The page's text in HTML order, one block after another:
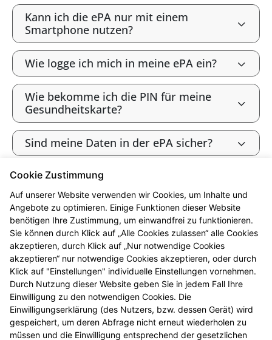
Kann ich die ePA nur mit einem
Smartphone nutzen?
Wie logge ich mich in meine ePA ein?
Wie bekomme ich die PIN für meine
Gesundheitskarte?
Sind meine Daten in der ePA sicher?
Bin ich als gesetzlich Versicherte:r
verpflichtet, die ePA zu nutzen?
Wie widerspreche ich der ePA („Opt-
out“)?
Werden meine Gesundheitsdaten zu
Forschungszwecken genutzt?
Kann ich die ePA nutzen, ohne meine
Daten zu Forschungszwecken
Cookie Zustimmung
Auf unserer Website verwenden wir Cookies, um Inhalte und
Angebote zu optimieren. Einige Funktionen dieser Website
benötigen Ihre Zustimmung, um einwandfrei zu funktionieren.
Sie können durch Klick auf „Alle Cookies zulassen“ alle Cookies
akzeptieren, durch Klick auf „Nur notwendige Cookies
akzeptieren“ nur notwendige Cookies akzeptieren, oder durch
Klick auf "Einstellungen" individuelle Einstellungen vornehmen.
Durch Nutzung dieser Website geben Sie in jedem Fall Ihre
Einwilligung zu den notwendigen Cookies. Die
Einwilligungserklärung (des Nutzers, bzw. dessen Gerät) wird
gespeichert, um deren Abfrage nicht erneut wiederholen zu
müssen und die Einwilligung entsprechend der gesetzlichen